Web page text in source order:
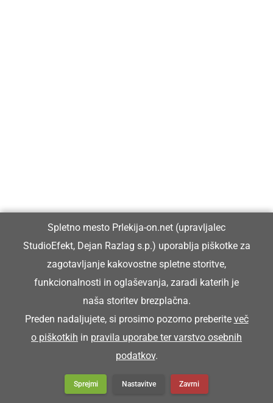
Spletno mesto Prlekija-on.net (upravljalec
StudioEfekt, Dejan Razlag s.p.) uporablja piškotke za
zagotavljanje kakovostne spletne storitve,
funkcionalnosti in oglaševanja, zaradi katerih je
naša storitev brezplačna.
Preden nadaljujete, si prosimo pozorno preberite več
o piškotkih in pravila uporabe ter varstvo osebnih
podatkov.
Sprejmi Nastavitve Zavrni